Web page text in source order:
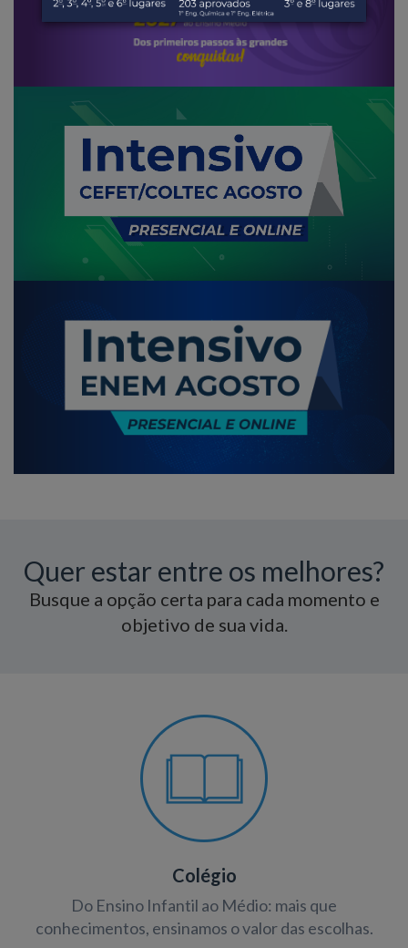
Quer estar entre os melhores?
Busque a opção certa para cada momento e
objetivo de sua vida.
Colégio
Do Ensino Infantil ao Médio: mais que
conhecimentos, ensinamos o valor das escolhas.